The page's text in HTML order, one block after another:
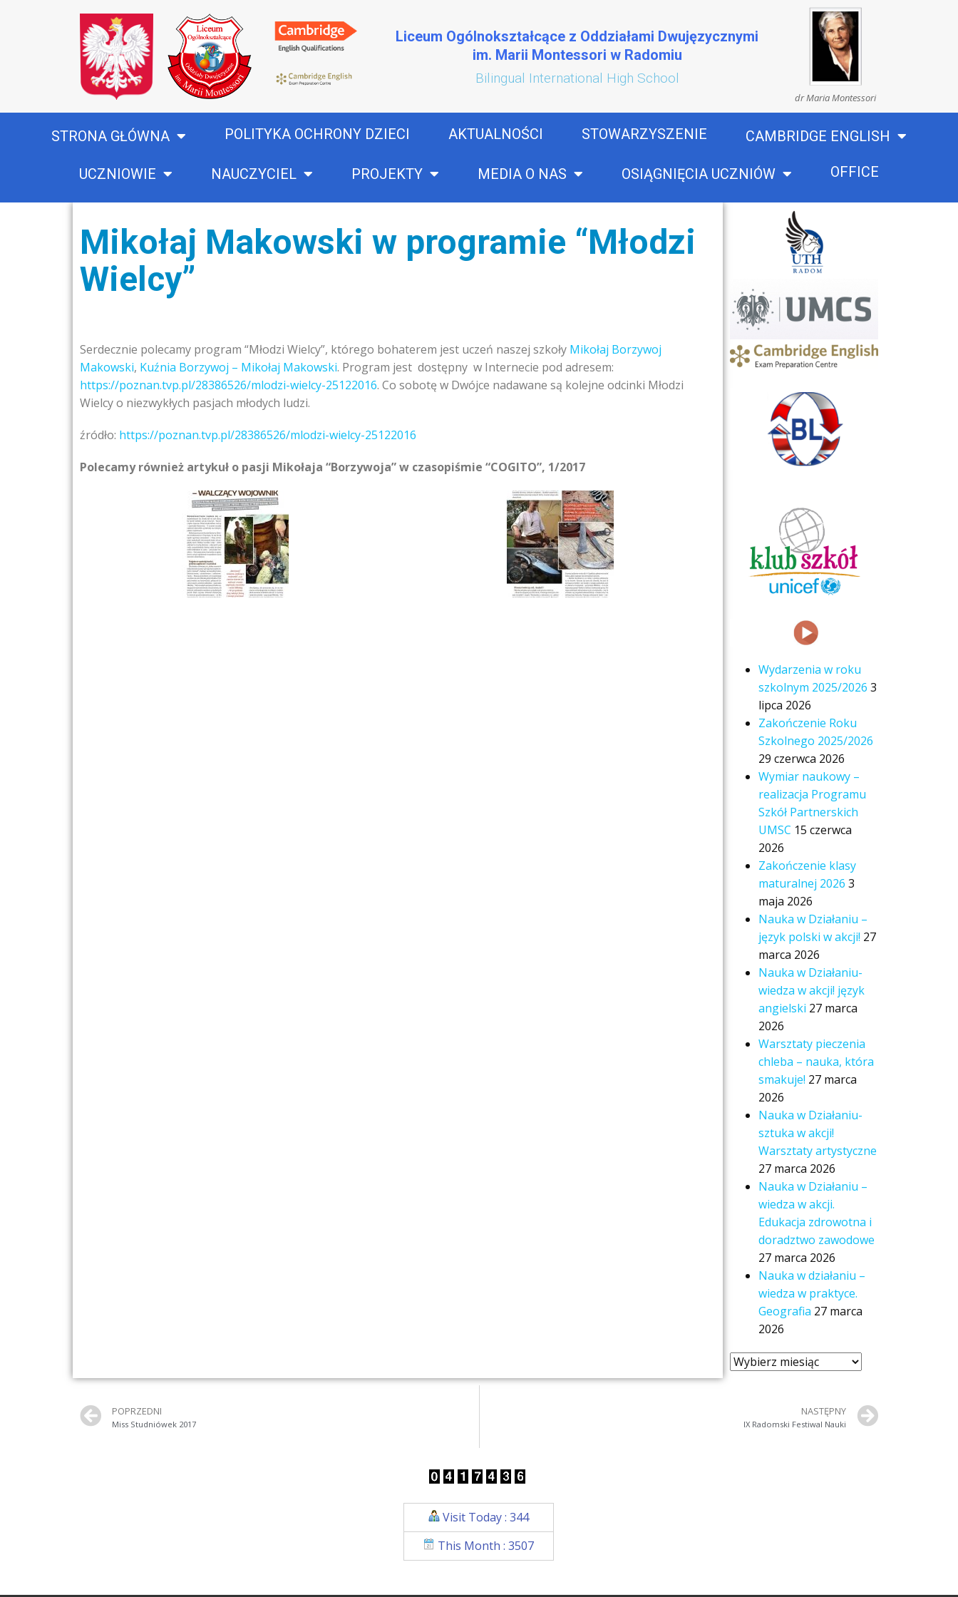
Liceum Ogólnokształcące z Oddziałami Dwujęzycznymi
im. Marii Montessori w Radomiu
Bilingual International High School
dr Maria Montessori
STRONA GŁÓWNA POLITYKA OCHRONY DZIECI AKTUALNOŚCI STOWARZYSZENIE CAMBRIDGE ENGLISH
UCZNIOWIE NAUCZYCIEL PROJEKTY MEDIA O NAS OSIĄGNIĘCIA UCZNIÓW OFFICE
Mikołaj Makowski w programie “Młodzi
Wielcy”
Serdecznie polecamy program “Młodzi Wielcy”, którego bohaterem jest uczeń naszej szkoły Mikołaj Borzywoj
Makowski, Kuźnia Borzywoj – Mikołaj Makowski. Program jest dostępny w Internecie pod adresem:
https://poznan.tvp.pl/28386526/mlodzi-wielcy-25122016. Co sobotę w Dwójce nadawane są kolejne odcinki Młodzi
Wielcy o niezwykłych pasjach młodych ludzi.
źródło: https://poznan.tvp.pl/28386526/mlodzi-wielcy-25122016
Polecamy również artykuł o pasji Mikołaja “Borzywoja” w czasopiśmie “COGITO”, 1/2017
Wydarzenia w roku
szkolnym 2025/2026 3
lipca 2026
Zakończenie Roku
Szkolnego 2025/2026
29 czerwca 2026
Wymiar naukowy –
realizacja Programu
Szkół Partnerskich
UMSC 15 czerwca
2026
Zakończenie klasy
maturalnej 2026 3
maja 2026
Nauka w Działaniu –
język polski w akcji! 27
marca 2026
Nauka w Działaniu-
wiedza w akcji! język
angielski 27 marca
2026
Warsztaty pieczenia
chleba – nauka, która
smakuje! 27 marca
2026
Nauka w Działaniu-
sztuka w akcji!
Warsztaty artystyczne
27 marca 2026
Nauka w Działaniu –
wiedza w akcji.
Edukacja zdrowotna i
doradztwo zawodowe
27 marca 2026
Nauka w działaniu –
wiedza w praktyce.
Geografia 27 marca
2026
POPRZEDNI
Miss Studniówek 2017
NASTĘPNY
IX Radomski Festiwal Nauki
Visit Today : 344
This Month : 3507